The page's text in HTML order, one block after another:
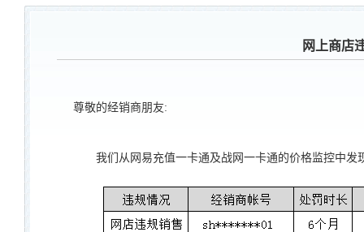
网上商店
尊敬的经销商朋友:
我们从网易充值一卡通及战网一卡通的价格监控中发